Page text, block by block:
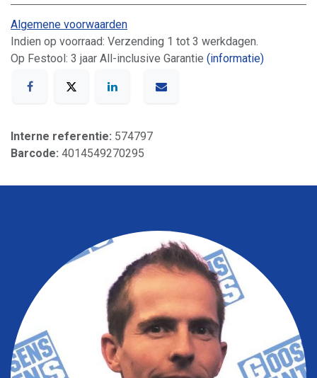
Algemene voorwaarden
Indien op voorraad: Verzending 1 tot 3 werkdagen.
Op Festool: 3 jaar All-inclusive Garantie (informatie)
Interne referentie: 574797
Barcode: 4014549270295